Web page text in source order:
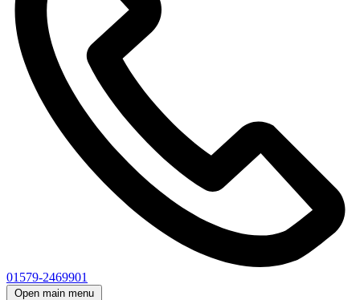
01579-2469901
Open main menu